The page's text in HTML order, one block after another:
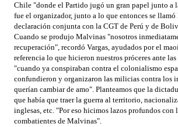
Chile "donde el Partido jugó un gran papel junto a
fue el organizador, junto a lo que entonces se
declaración conjunta con la CGT de Perú y de
Cuando se produjo Malvinas "nosotros
recuperación", recordó Vargas, ayudados por el
referencia lo que hicieron nuestros próceres ante
"cuando ya conspiraban contra el colonialismo
confundieron y organizaron las milicias contra los
querían cambiar de amo". Planteamos que la
que había que traer la guerra al territorio,
inglesas, etc. "Por eso hicimos lazos profundos con
combatientes de Malvinas".